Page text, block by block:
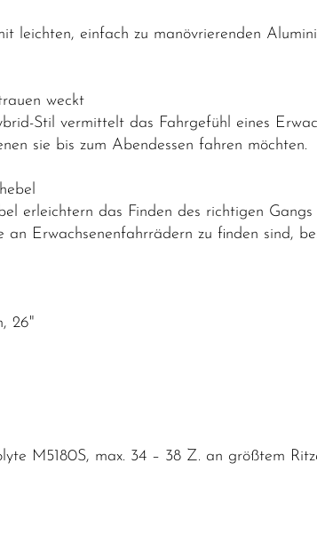
leichten, einfach zu manövrierenden
weckt
Stil vermittelt das Fahrgefühl eines
sie bis zum Abendessen fahren möchten.
erleichtern das Finden des richtigen
an Erwachsenenfahrrädern zu finden sind,
26"
M5180S, max. 34 – 38 Z. an größtem